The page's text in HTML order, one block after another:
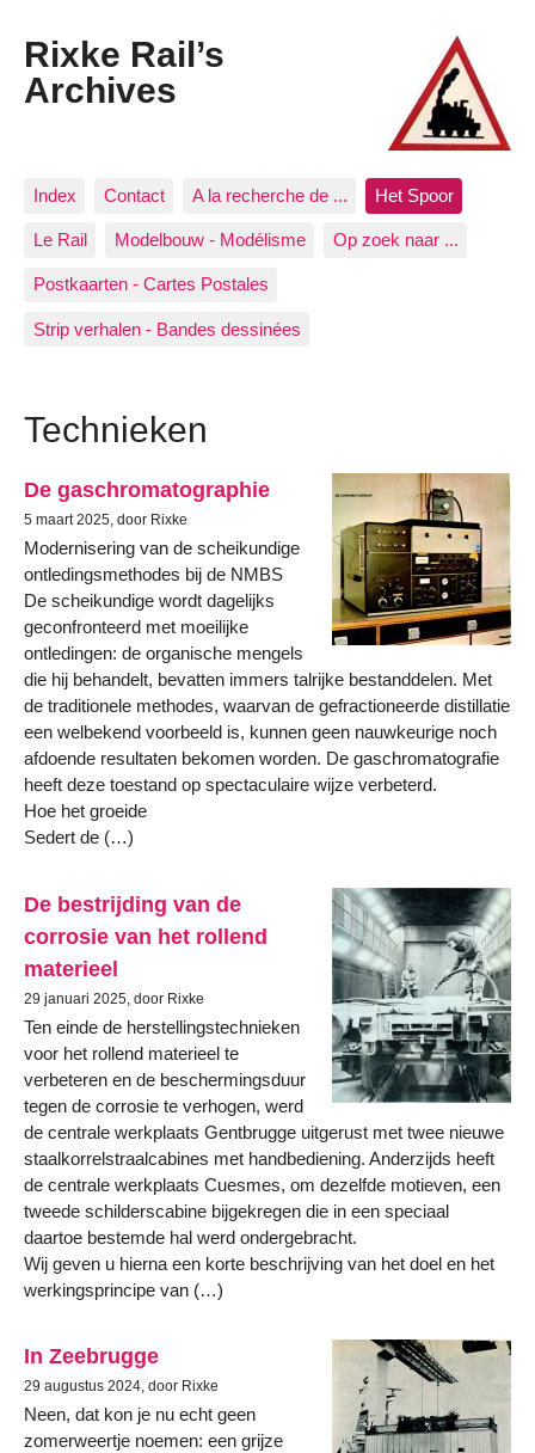
Rixke Rail’s
Archives
Index Contact A la recherche de ... Het Spoor
Le Rail Modelbouw - Modélisme Op zoek naar ...
Postkaarten - Cartes Postales
Strip verhalen - Bandes dessinées
Technieken
De gaschromatographie
5 maart 2025, door Rixke
Modernisering van de scheikundige
ontledingsmethodes bij de NMBS
De scheikundige wordt dagelijks
geconfronteerd met moeilijke
ontledingen: de organische mengels
die hij behandelt, bevatten immers talrijke bestanddelen. Met
de traditionele methodes, waarvan de gefractioneerde distillatie
een welbekend voorbeeld is, kunnen geen nauwkeurige noch
afdoende resultaten bekomen worden. De gaschromatografie
heeft deze toestand op spectaculaire wijze verbeterd.
Hoe het groeide
Sedert de (…)
De bestrijding van de
corrosie van het rollend
materieel
29 januari 2025, door Rixke
Ten einde de herstellingstechnieken
voor het rollend materieel te
verbeteren en de beschermingsduur
tegen de corrosie te verhogen, werd
de centrale werkplaats Gentbrugge uitgerust met twee nieuwe
staalkorrelstraalcabines met handbediening. Anderzijds heeft
de centrale werkplaats Cuesmes, om dezelfde motieven, een
tweede schilderscabine bijgekregen die in een speciaal
daartoe bestemde hal werd ondergebracht.
Wij geven u hierna een korte beschrijving van het doel en het
werkingsprincipe van (…)
In Zeebrugge
29 augustus 2024, door Rixke
Neen, dat kon je nu echt geen
zomerweertje noemen: een grijze